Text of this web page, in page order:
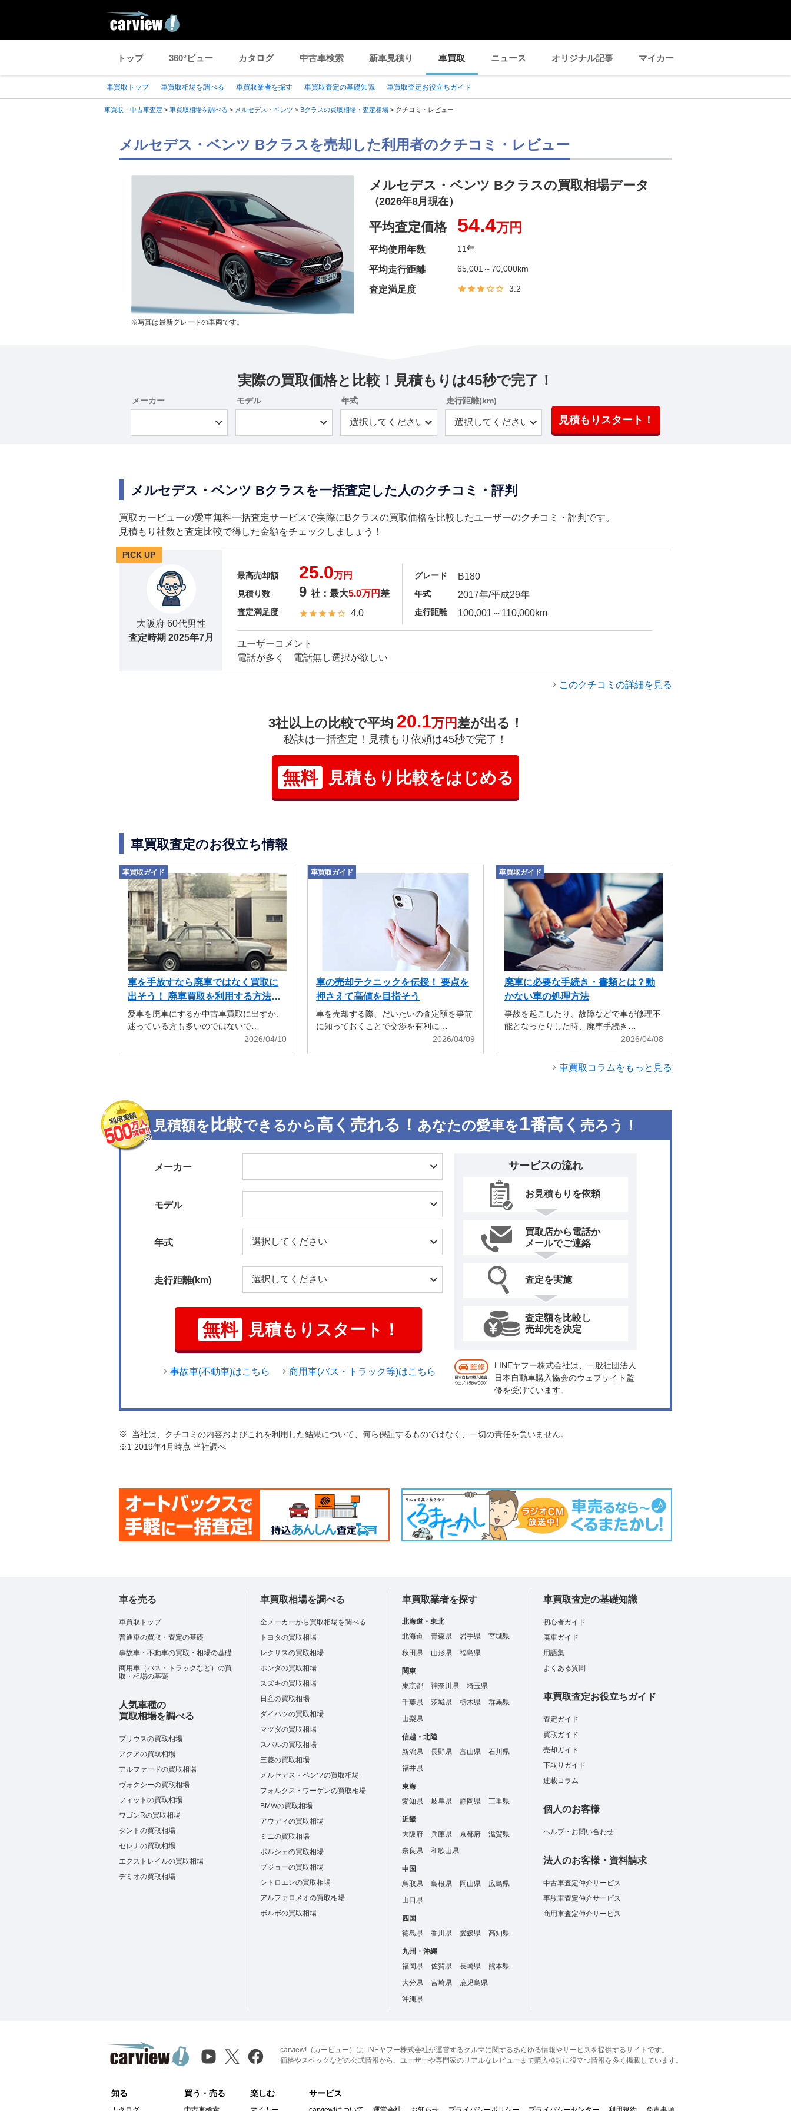
トップ 360°ビュー カタログ 中古車検索 新車見積り 車買取 ニュース オリジナル記事 マイカー
車買取トップ 車買取相場を調べる 車買取業者を探す 車買取査定の基礎知識 車買取査定お役立ちガイド
車買取・中古車査定 > 車買取相場を調べる > メルセデス・ベンツ > Bクラスの買取相場・査定相場 > クチコミ・レビュー
メルセデス・ベンツ Bクラスを売却した利用者のクチコミ・レビュー
※写真は最新グレードの車両です。
メルセデス・ベンツ Bクラスの買取相場データ
（2026年8月現在）
平均査定価格 54.4万円
平均使用年数 11年
平均走行距離 65,001～70,000km
査定満足度 3.2
実際の買取価格と比較！見積もりは45秒で完了！
メーカー モデル 年式 走行距離(km)
見積もりスタート！
メルセデス・ベンツ Bクラスを一括査定した人のクチコミ・評判
買取カービューの愛車無料一括査定サービスで実際にBクラスの買取価格を比較したユーザーのクチコミ・評判です。
見積もり社数と査定比較で得した金額をチェックしましょう！
PICK UP
大阪府 60代男性
査定時期 2025年7月
最高売却額 25.0万円
見積り数 9 社：最大5.0万円 差
査定満足度 4.0
グレード B180
年式 2017年/平成29年
走行距離 100,001～110,000km
ユーザーコメント
電話が多く 電話無し選択が欲しい
このクチコミの詳細を見る
3社以上の比較で平均 20.1万円差が出る！
秘訣は一括査定！見積もり依頼は45秒で完了！
無料 見積もり比較をはじめる
車買取査定のお役立ち情報
車買取ガイド
車を手放すなら廃車ではなく買取に
出そう！ 廃車買取を利用する方法も
解説
愛車を廃車にするか中古車買取に出すか、
迷っている方も多いのではないで…
2026/04/10
車買取ガイド
車の売却テクニックを伝授！ 要点を
押さえて高値を目指そう
車を売却する際、だいたいの査定額を事前
に知っておくことで交渉を有利に…
2026/04/09
車買取ガイド
廃車に必要な手続き・書類とは？動
かない車の処理方法
事故を起こしたり、故障などで車が修理不
能となったりした時、廃車手続き…
2026/04/08
車買取コラムをもっと見る
見積額を 比較できるから高く売れる！ あなたの愛車を1番高く 売ろう！
メーカー
モデル
年式
走行距離(km)
無料 見積もりスタート！
事故車(不動車)はこちら 商用車(バス・トラック等)はこちら
サービスの流れ
お見積もりを依頼
買取店から電話か
メールでご連絡
査定を実施
査定額を比較し
売却先を決定
LINEヤフー株式会社は、一般社団法人
日本自動車購入協会のウェブサイト監
修を受けています。
※ 当社は、クチコミの内容およびこれを利用した結果について、何ら保証するものではなく、一切の責任を負いません。
※1 2019年4月時点 当社調べ
車を売る
車買取トップ
普通車の買取・査定の基礎
事故車・不動車の買取・相場の基礎
商用車（バス・トラックなど）の買
取・相場の基礎
人気車種の
買取相場を調べる
プリウスの買取相場
アクアの買取相場
アルファードの買取相場
ヴォクシーの買取相場
フィットの買取相場
ワゴンRの買取相場
タントの買取相場
セレナの買取相場
エクストレイルの買取相場
デミオの買取相場
車買取相場を調べる
全メーカーから買取相場を調べる
トヨタの買取相場
レクサスの買取相場
ホンダの買取相場
スズキの買取相場
日産の買取相場
ダイハツの買取相場
マツダの買取相場
スバルの買取相場
三菱の買取相場
メルセデス・ベンツの買取相場
フォルクス・ワーゲンの買取相場
BMWの買取相場
アウディの買取相場
ミニの買取相場
ポルシェの買取相場
プジョーの買取相場
シトロエンの買取相場
アルファロメオの買取相場
ボルボの買取相場
車買取業者を探す
北海道・東北
北海道
青森県 岩手県
宮城県
秋田県
山形県 福島県
関東
東京都
神奈川県
埼玉県
千葉県
茨城県 栃木県
群馬県
山梨県
信越・北陸
新潟県
長野県 富山県
石川県
福井県
東海
愛知県
岐阜県 静岡県 三重県
近畿
大阪府
兵庫県 京都府
滋賀県
奈良県
和歌山県
中国
鳥取県
島根県 岡山県
広島県
山口県
四国
徳島県
香川県 愛媛県 高知県
九州・沖縄
福岡県
佐賀県 長崎県
熊本県
大分県
宮崎県
鹿児島県
沖縄県
車買取査定の基礎知識
初心者ガイド
廃車ガイド
用語集
よくある質問
車買取査定お役立ちガイド
査定ガイド
買取ガイド
売却ガイド
下取りガイド
連載コラム
個人のお客様
ヘルプ・お問い合わせ
法人のお客様・資料請求
中古車査定仲介サービス
事故車査定仲介サービス
商用車査定仲介サービス
carview!（カービュー）はLINEヤフー株式会社が運営するクルマに関するあらゆる情報やサービスを提供するサイトです。
価格やスペックなどの公式情報から、ユーザーや専門家のリアルなレビューまで購入検討に役立つ情報を多く掲載しています。
知る 買う・売る 楽しむ サービス